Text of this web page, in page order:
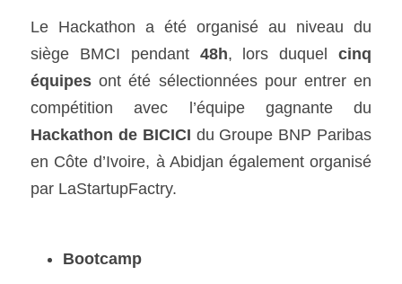
Le Hackathon a été organisé au niveau du
siège BMCI pendant 48h, lors duquel cinq
équipes ont été sélectionnées pour entrer en
Hackathon de BICICI du Groupe BNP Paribas
en Côte d’Ivoire, à Abidjan également organisé
par LaStartupFactry.
Bootcamp